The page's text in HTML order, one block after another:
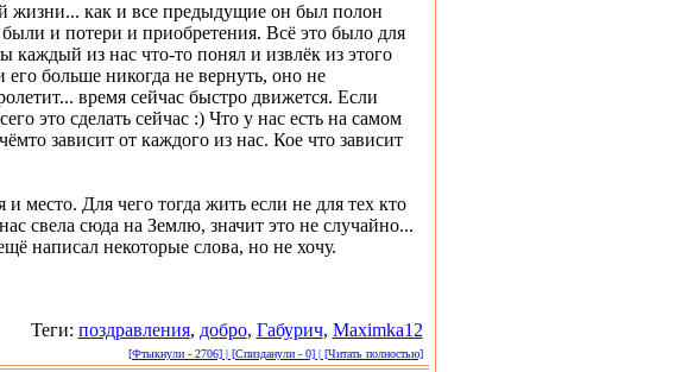
жизни... как и все предыдущие он был полон
и потери и приобретения. Всё это было для
каждый из нас что-то понял и извлёк из этого
больше никогда не вернуть, оно не
время сейчас быстро движется. Если
это сделать сейчас :) Что у нас есть на самом
зависит от каждого из нас. Кое что зависит
место. Для чего тогда жить если не для тех кто
свела сюда на Землю, значит это не случайно...
написал некоторые слова, но не хочу.
Теги: поздравления, добро, Габурич, Maximka12
[Фтыкнули - 2706] | [Спизданули - 0] | [Читать полностью]